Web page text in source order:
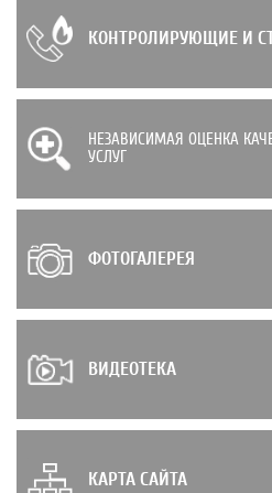
КОНТРОЛИРУЮЩИЕ И
НЕЗАВИСИМАЯ ОЦЕНКА
УСЛУГ
ФОТОГАЛЕРЕЯ
ВИДЕОТЕКА
КАРТА САЙТА